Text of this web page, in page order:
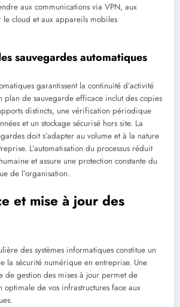
aux communications via VPN, aux
le cloud et aux appareils mobiles
sauvegardes automatiques
garantissent la continuité d’activité
plan de sauvegarde efficace inclut des copies
distincts, une vérification périodique
et un stockage sécurisé hors site. La
doit s’adapter au volume et à la nature
L’automatisation du processus réduit
et assure une protection constante du
de l’organisation.
et mise à jour des
des systèmes informatiques constitue un
la sécurité numérique en entreprise. Une
de gestion des mises à jour permet de
de vos infrastructures face aux